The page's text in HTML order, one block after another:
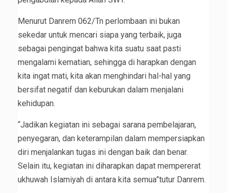
Menurut Danrem 062/Tn perlombaan ini bukan
sekedar untuk mencari siapa yang terbaik, juga
sebagai pengingat bahwa kita suatu saat pasti
mengalami kematian, sehingga di harapkan dengan
kita ingat mati, kita akan menghindari hal-hal yang
bersifat negatif dan keburukan dalam menjalani
kehidupan.
“Jadikan kegiatan ini sebagai sarana pembelajaran,
penyegaran, dan keterampilan dalam mempersiapkan
diri menjalankan tugas ini dengan baik dan benar.
Selain itu, kegiatan ini diharapkan dapat mempererat
ukhuwah Islamiyah di antara kita semua”tutur Danrem.